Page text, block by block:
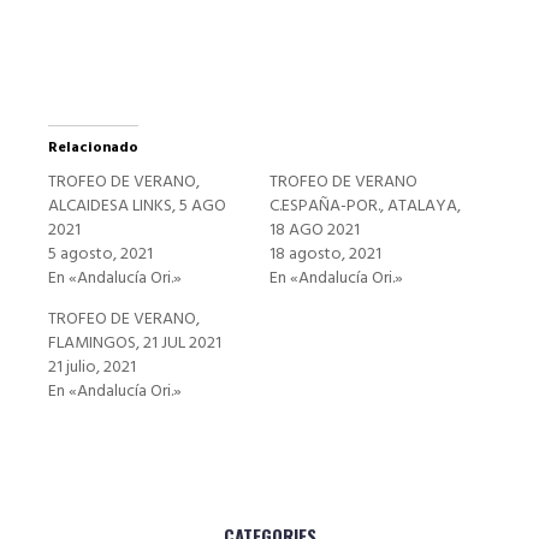
Relacionado
TROFEO DE VERANO,
ALCAIDESA LINKS, 5 AGO
2021
5 agosto, 2021
En «Andalucía Ori.»
TROFEO DE VERANO
C.ESPAÑA-POR., ATALAYA,
18 AGO 2021
18 agosto, 2021
En «Andalucía Ori.»
TROFEO DE VERANO,
FLAMINGOS, 21 JUL 2021
21 julio, 2021
En «Andalucía Ori.»